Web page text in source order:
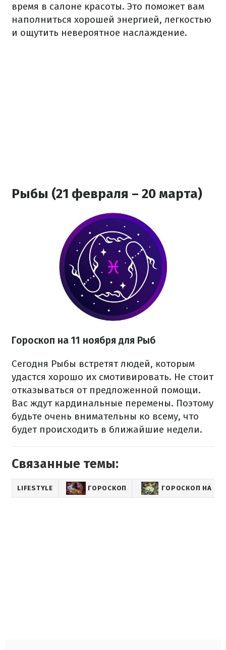
время в салоне красоты. Это поможет вам
наполниться хорошей энергией, легкостью
и ощутить невероятное наслаждение.
Рыбы (21 февраля – 20 марта)
Гороскоп на 11 ноября для Рыб
Сегодня Рыбы встретят людей, которым
удастся хорошо их смотивировать. Не стоит
отказываться от предложенной помощи.
Вас ждут кардинальные перемены. Поэтому
будьте очень внимательны ко всему, что
будет происходить в ближайшие недели.
Связанные темы:
LIFESTYLE ГОРОСКОП ГОРОСКОП НА